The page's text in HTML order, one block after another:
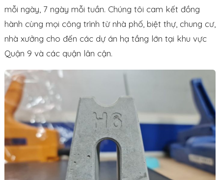
mỗi ngày, 7 ngày mỗi tuần. Chúng tôi cam kết đồng
hành cùng mọi công trình từ nhà phố, biệt thự, chung cư,
nhà xưởng cho đến các dự án hạ tầng lớn tại khu vực
Quận 9 và các quận lân cận.